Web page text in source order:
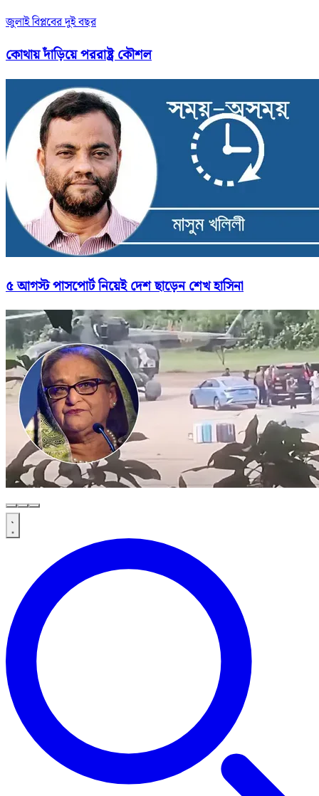
জুলাই বিপ্লবের দুই বছর
কোথায় দাঁড়িয়ে পররাষ্ট্র কৌশল
৫ আগস্ট পাসপোর্ট নিয়েই দেশ ছাড়েন শেখ হাসিনা